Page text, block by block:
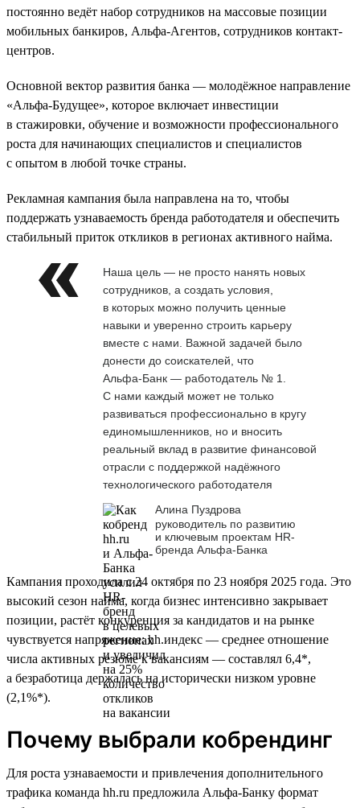
постоянно ведёт набор сотрудников на массовые позиции
мобильных банкиров, Альфа-Агентов, сотрудников контакт-
центров.
Основной вектор развития банка — молодёжное направление
«Альфа-Будущее», которое включает инвестиции
в стажировки, обучение и возможности профессионального
роста для начинающих специалистов и специалистов
с опытом в любой точке страны.
Рекламная кампания была направлена на то, чтобы
поддержать узнаваемость бренда работодателя и обеспечить
стабильный приток откликов в регионах активного найма.
Наша цель — не просто нанять новых
сотрудников, а создать условия,
в которых можно получить ценные
навыки и уверенно строить карьеру
вместе с нами. Важной задачей было
донести до соискателей, что
Альфа‑Банк — работодатель № 1.
С нами каждый может не только
развиваться профессионально в кругу
единомышленников, но и вносить
реальный вклад в развитие финансовой
отрасли с поддержкой надёжного
технологического работодателя
Алина Пуздрова
руководитель по развитию
и ключевым проектам HR-
бренда Альфа-Банка
Кампания проходила с 24 октября по 23 ноября 2025 года. Это
высокий сезон найма, когда бизнес интенсивно закрывает
позиции, растёт конкуренция за кандидатов и на рынке
чувствуется напряжение: hh.индекс — среднее отношение
числа активных резюме к вакансиям — составлял 6,4*,
а безработица держалась на исторически низком уровне
(2,1%*).
Почему выбрали кобрендинг
Для роста узнаваемости и привлечения дополнительного
трафика команда hh.ru предложила Альфа-Банку формат